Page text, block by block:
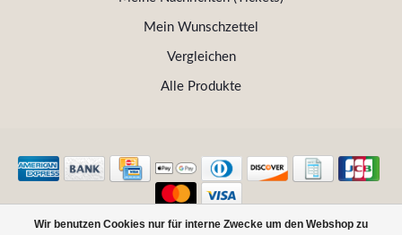
Wir benutzen Cookies nur für interne Zwecke um den Webshop zu
Mein Wunschzettel
Vergleichen
Alle Produkte